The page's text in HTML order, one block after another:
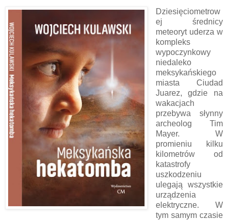
Dziesięciometrow
ej średnicy
meteoryt uderza w
kompleks
wypoczynkowy
niedaleko
meksykańskiego
miasta Ciudad
Juarez, gdzie na
wakacjach
przebywa słynny
archeolog Tim
Mayer. W
promieniu kilku
kilometrów od
katastrofy
uszkodzeniu
ulegają wszystkie
urządzenia
elektryczne. W
tym samym czasie